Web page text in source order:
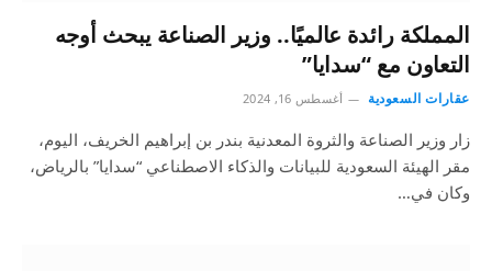
المملكة رائدة عالميًا.. وزير الصناعة يبحث أوجه
التعاون مع “سدايا”
عقارات السعودية أغسطس 16, 2024
زار وزير الصناعة والثروة المعدنية بندر بن إبراهيم الخريف، اليوم،
مقر الهيئة السعودية للبيانات والذكاء الاصطناعي “سدايا” بالرياض،
وكان في…